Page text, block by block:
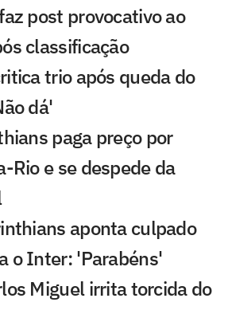
post provocativo ao
classificação
trio após queda do
dá'
paga preço por
Rio e se despede da
aponta culpado
o Inter: 'Parabéns'
Miguel irrita torcida do